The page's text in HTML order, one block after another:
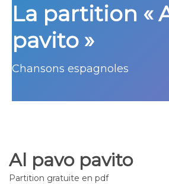
La partition «
pavito »
Chansons espagnoles
Al pavo pavito
Partition gratuite en pdf